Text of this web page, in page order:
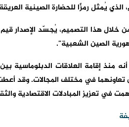
الذي يُمثل رمزًا للحضارة الصينية
خلال هذا التصميم، يُجسّد الإصدار
الصين الشعبية”.
في تعزيز المبادلات الاقتصادية